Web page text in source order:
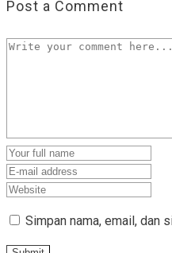
Post a Comment
Simpan nama, email, dan